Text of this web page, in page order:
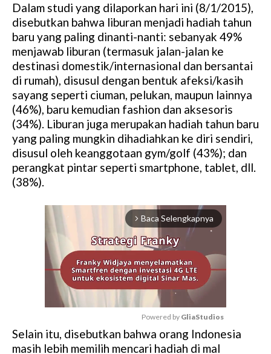
Dalam studi yang dilaporkan hari ini (8/1/2015),
disebutkan bahwa liburan menjadi hadiah tahun
baru yang paling dinanti-nanti: sebanyak 49%
menjawab liburan (termasuk jalan-jalan ke
destinasi domestik/internasional dan bersantai
di rumah), disusul dengan bentuk afeksi/kasih
sayang seperti ciuman, pelukan, maupun lainnya
(46%), baru kemudian fashion dan aksesoris
(34%). Liburan juga merupakan hadiah tahun baru
yang paling mungkin dihadiahkan ke diri sendiri,
disusul oleh keanggotaan gym/golf (43%); dan
perangkat pintar seperti smartphone, tablet, dll.
(38%).
arrow_forward_ios Baca Selengkapnya
M
Powered by GliaStudios
Selain itu, disebutkan bahwa orang Indonesia
masih lebih memilih mencari hadiah di mal